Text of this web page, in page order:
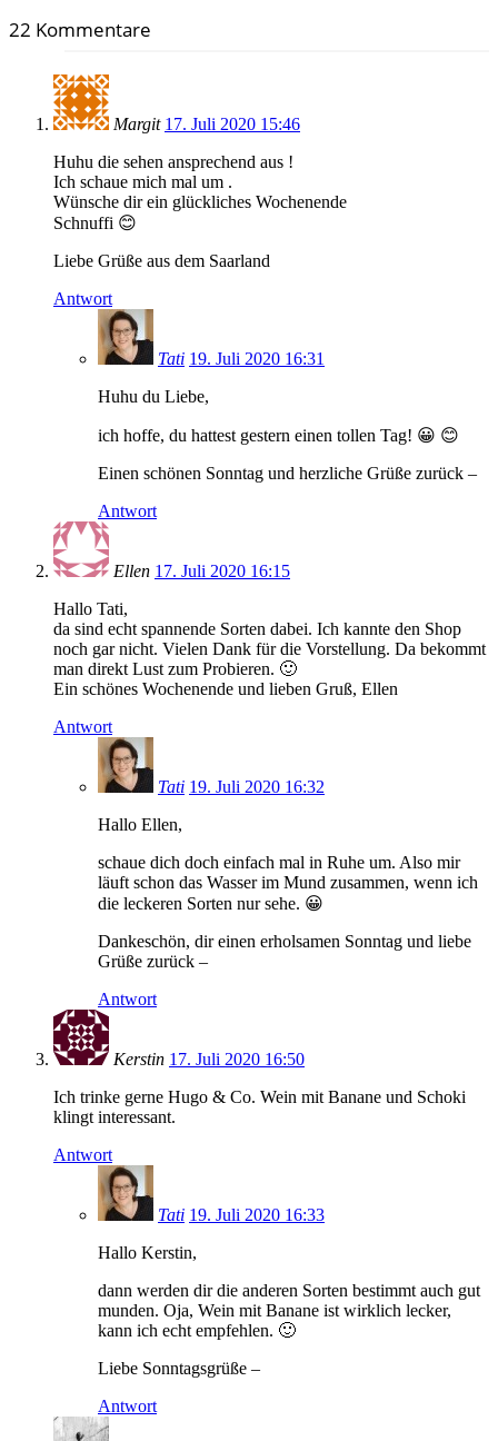
22 Kommentare
Margit 17. Juli 2020 15:46
Huhu die sehen ansprechend aus !
Ich schaue mich mal um .
Wünsche dir ein glückliches Wochenende
Schnuffi 😊
Liebe Grüße aus dem Saarland
Antwort
Tati 19. Juli 2020 16:31
Huhu du Liebe,
ich hoffe, du hattest gestern einen tollen Tag! 😀 😊
Einen schönen Sonntag und herzliche Grüße zurück –
Antwort
Ellen 17. Juli 2020 16:15
Hallo Tati,
da sind echt spannende Sorten dabei. Ich kannte den Shop
noch gar nicht. Vielen Dank für die Vorstellung. Da bekommt
man direkt Lust zum Probieren. 🙂
Ein schönes Wochenende und lieben Gruß, Ellen
Antwort
Tati 19. Juli 2020 16:32
Hallo Ellen,
schaue dich doch einfach mal in Ruhe um. Also mir
läuft schon das Wasser im Mund zusammen, wenn ich
die leckeren Sorten nur sehe. 😀
Dankeschön, dir einen erholsamen Sonntag und liebe
Grüße zurück –
Antwort
Kerstin 17. Juli 2020 16:50
Ich trinke gerne Hugo & Co. Wein mit Banane und Schoki
klingt interessant.
Antwort
Tati 19. Juli 2020 16:33
Hallo Kerstin,
dann werden dir die anderen Sorten bestimmt auch gut
munden. Oja, Wein mit Banane ist wirklich lecker,
kann ich echt empfehlen. 🙂
Liebe Sonntagsgrüße –
Antwort